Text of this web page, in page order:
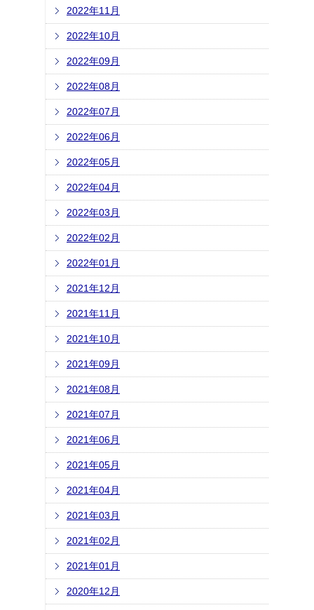
2022年11月
2022年10月
2022年09月
2022年08月
2022年07月
2022年06月
2022年05月
2022年04月
2022年03月
2022年02月
2022年01月
2021年12月
2021年11月
2021年10月
2021年09月
2021年08月
2021年07月
2021年06月
2021年05月
2021年04月
2021年03月
2021年02月
2021年01月
2020年12月